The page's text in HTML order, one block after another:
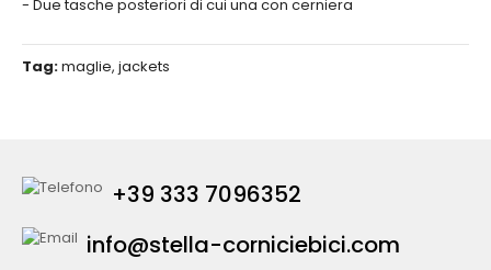
- Due tasche posteriori di cui una con cerniera
Tag:maglie, jackets
+39 333 7096352
info@stella-corniciebici.com